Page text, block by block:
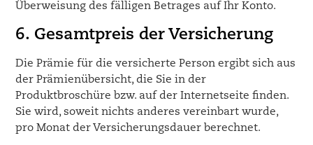
Überweisung des fälligen Betrages auf Ihr Konto.
6. Gesamtpreis der Versicherung
Die Prämie für die versicherte Person ergibt sich aus
der Prämienübersicht, die Sie in der
Produktbroschüre bzw. auf der Internetseite finden.
Sie wird, soweit nichts anderes vereinbart wurde,
pro Monat der Versicherungsdauer berechnet.